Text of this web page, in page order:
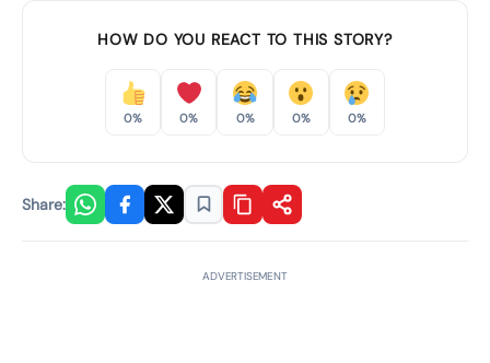
HOW DO YOU REACT TO THIS STORY?
0% 0% 0% 0% 0%
Share:
ADVERTISEMENT